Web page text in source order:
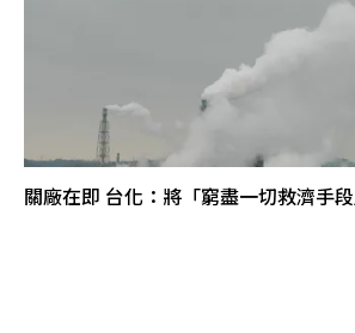
關廠在即 台化：將「窮盡一切救濟手